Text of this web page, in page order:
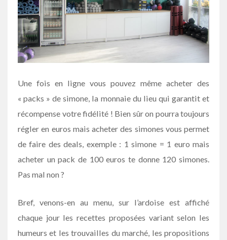
Une fois en ligne vous pouvez même acheter des
« packs » de simone, la monnaie du lieu qui garantit et
récompense votre fidélité ! Bien sûr on pourra toujours
régler en euros mais acheter des simones vous permet
de faire des deals, exemple : 1 simone = 1 euro mais
acheter un pack de 100 euros te donne 120 simones.
Pas mal non ?
Bref, venons-en au menu, sur l’ardoise est affiché
chaque jour les recettes proposées variant selon les
humeurs et les trouvailles du marché, les propositions